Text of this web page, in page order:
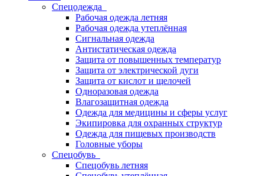
Спецодежда
Рабочая одежда летняя
Рабочая одежда утеплённая
Сигнальная одежда
Антистатическая одежда
Защита от повышенных температур
Защита от электрической дуги
Защита от кислот и щелочей
Одноразовая одежда
Влагозащитная одежда
Одежда для медицины и сферы услуг
Экипировка для охранных структур
Одежда для пищевых производств
Головные уборы
Спецобувь
Спецобувь летняя